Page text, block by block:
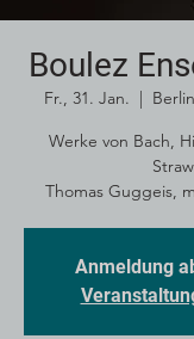
Boulez
Fr., 31. Jan.
  |
Werke von Bach,
Thomas Guggeis,
Anmeldung